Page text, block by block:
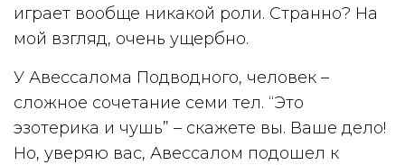
играет вообще никакой роли. Странно? На
мой взгляд, очень ущербно.
У Авессалома Подводного, человек –
сложное сочетание семи тел. “Это
эзотерика и чушь” – скажете вы. Ваше дело!
Но, уверяю вас, Авессалом подошел к